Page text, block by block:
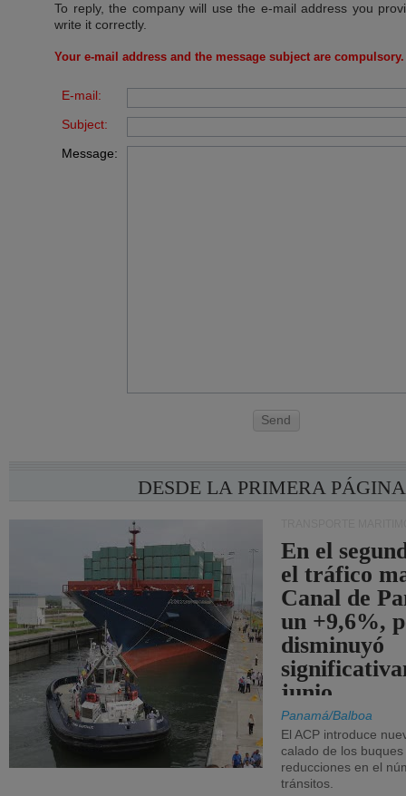
To reply, the company will use the e-mail address you
write it correctly.
Your e-mail address and the message subject are compulsory.
E-mail:
Subject:
Message:
Send
DESDE LA PRIMERA PÁGINA
En el
el tráfico
Canal de
un +9,6%,
disminuyó
junio.
Panamá/Balboa
El ACP introduce
calado de los
reducciones en el
tránsitos.